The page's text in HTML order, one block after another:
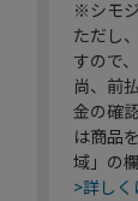
※シモ
ただし
すので
尚、前
金の確
は商品
域」の
>詳し